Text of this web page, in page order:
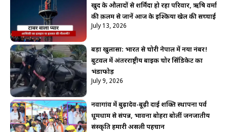
खुद के औलादों से शर्मिंदा हो रहा परिवार, ऋषि वर्मा
की क़लम से जानें आज के इश्किया खेल की सच्चाई
July 13, 2026
बड़ा खुलासा: भारत से चोरी नेपाल में नया नंबर!
बुटवल में अंतरराष्ट्रीय बाइक चोर सिंडिकेट का
भंडाफोड़
July 9, 2026
नवागांव में बुढ़ादेव-बूढ़ी दाई शक्ति स्थापना पर्व
धूमधाम से संपन्न, भावना बोहरा बोलीं जनजातीय
संस्कृति हमारी असली पहचान